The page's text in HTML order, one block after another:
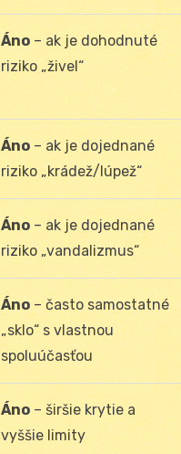
Áno – ak je dohodnuté
riziko „živel“
Áno – ak je dojednané
riziko „krádež/lúpež“
Áno – ak je dojednané
riziko „vandalizmus“
Áno – často samostatné
„sklo“ s vlastnou
spoluúčasťou
Áno – širšie krytie a
vyššie limity